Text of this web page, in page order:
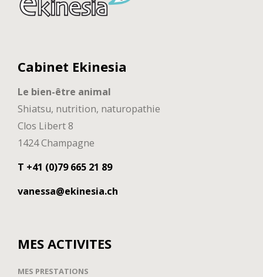
Cabinet Ekinesia
Le bien-être animal
Shiatsu, nutrition, naturopathie
Clos Libert 8
1424 Champagne
T +41 (0)79 665 21 89
vanessa@ekinesia.ch
MES ACTIVITES
MES PRESTATIONS